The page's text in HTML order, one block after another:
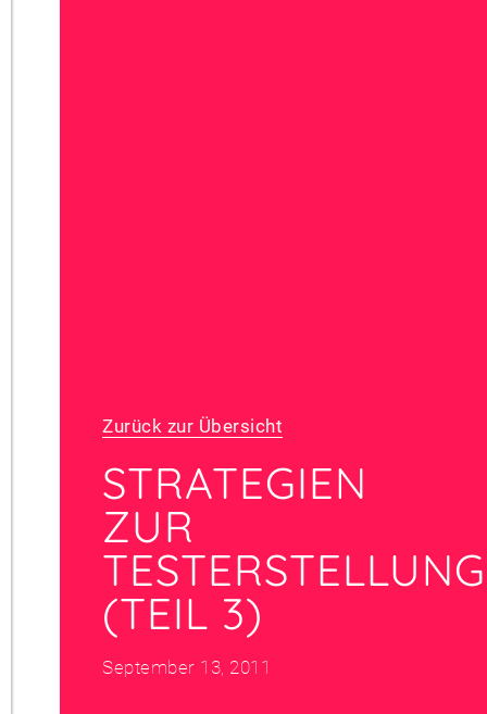
Zurück zur Übersicht
STRATEGIEN
ZUR
TESTERSTELLUNG
(TEIL 3)
September 13, 2011